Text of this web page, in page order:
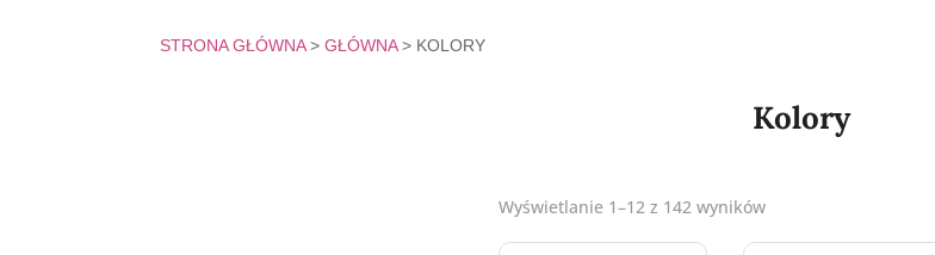
STRONA GŁÓWNA>GŁÓWNA> KOLORY
Kolory
Wyświetlanie 1–12 z 142 wyników